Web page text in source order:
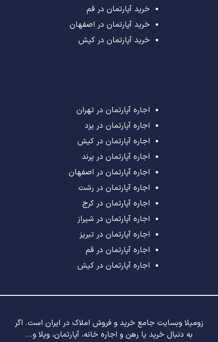
خرید آپارتمان در قم
خرید آپارتمان در اصفهان
خرید آپارتمان در کیش
اجاره آپارتمان در تهران
اجاره آپارتمان در یزد
اجاره آپارتمان در کیش
اجاره آپارتمان در پرند
اجاره آپارتمان در اصفهان
اجاره آپارتمان در رشت
اجاره آپارتمان در کرج
اجاره آپارتمان در شیراز
اجاره آپارتمان در تبریز
اجاره آپارتمان در قم
اجاره آپارتمان در کیش
زومیلا وبسایت جامع خرید و فروش املاک در ایران است. اگر
به دنبال خرید یا رهن و اجاره خانه، آپارتمان، ویلا و...